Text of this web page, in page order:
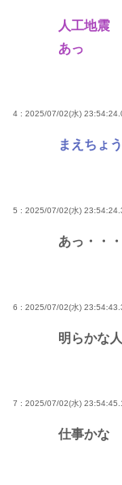
人工地震
あっ
4 : 2025/07/02(水)
まえちょ
5 : 2025/07/02(水)
あっ・・・
6 : 2025/07/02(水)
明らかな
7 : 2025/07/02(水)
仕事かな